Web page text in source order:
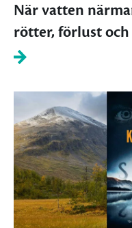
När vatten
rötter, förlust